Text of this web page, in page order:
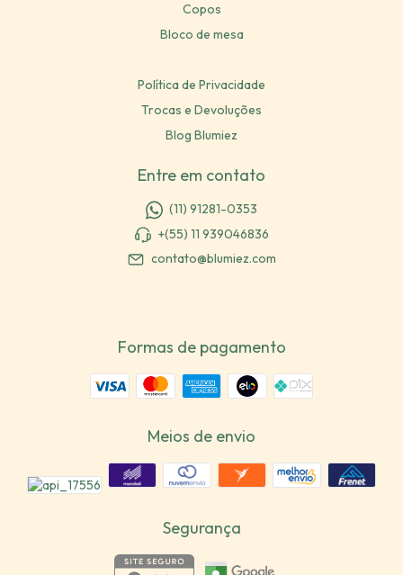
Copos
Bloco de mesa
Política de Privacidade
Trocas e Devoluções
Blog Blumiez
Entre em contato
(11) 91281-0353
+(55) 11 939046836
contato@blumiez.com
Formas de pagamento
Meios de envio
Segurança